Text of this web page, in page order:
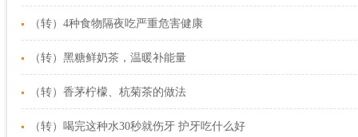
（转）4种食物隔夜吃严重危害健康
（转）黑糖鲜奶茶，温暖补能量
（转）香茅柠檬、杭菊茶的做法
（转）喝完这种水30秒就伤牙 护牙吃什么好